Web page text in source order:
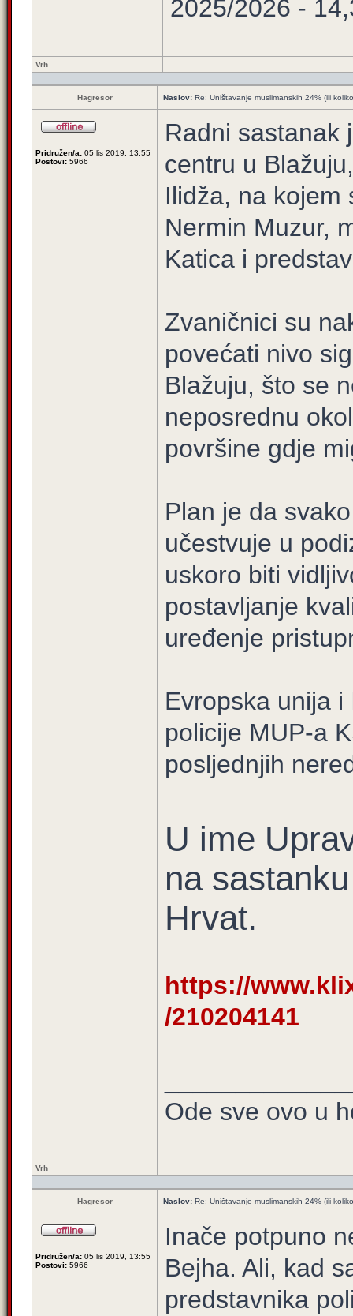
2025/2026 -
Vrh
Hagresor Naslov: Re: Uništavanje muslimanskih 24% (ili
Pridružen/a: 05 lis 2019, 13:55
Postovi: 5966
Radni sastanak
centru u
Ilidža, na kojem
Nermin Muzur,
Katica i
Zvaničnici su
povećati nivo
Blažuju, što se
neposrednu
površine gdje
Plan je da
učestvuje u
uskoro biti
postavljanje
uređenje
Evropska unija
policije MUP-a
posljednjih
U ime
na
Hrvat.
https://
/210204141
Ode sve ovo u
Vrh
Hagresor Naslov: Re: Uništavanje muslimanskih 24% (ili
Pridružen/a: 05 lis 2019, 13:55
Postovi: 5966
Inače potpuno
Bejha. Ali, kad
predstavnika